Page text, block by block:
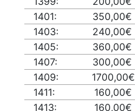
1401:
350,00€
1403:
240,00€
1405:
360,00€
1407:
300,00€
1409:
1700,00€
1411:
160,00€
1413:
160,00€